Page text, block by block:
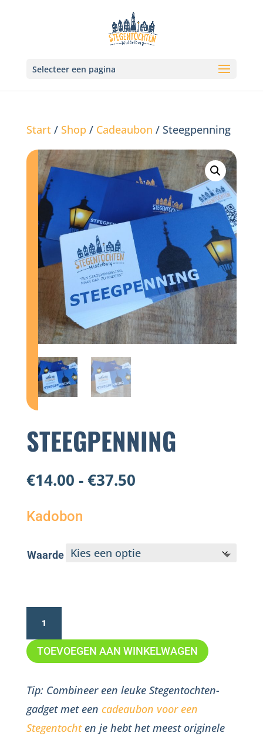
Selecteer een pagina
Start/ Shop/ Cadeaubon / Steegpenning
STEEGPENNING
€14.00 - €37.50Prijsklasse:
Kadobon
Waarde
TOEVOEGEN AAN WINKELWAGEN
Tip: Combineer een leuke Stegentochten-
gadget met een cadeaubon voor een
Stegentochten je hebt het meest originele